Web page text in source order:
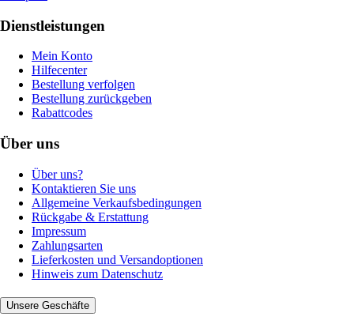
Dienstleistungen
Mein Konto
Hilfecenter
Bestellung verfolgen
Bestellung zurückgeben
Rabattcodes
Über uns
Über uns?
Kontaktieren Sie uns
Allgemeine Verkaufsbedingungen
Rückgabe & Erstattung
Impressum
Zahlungsarten
Lieferkosten und Versandoptionen
Hinweis zum Datenschutz
Unsere Geschäfte